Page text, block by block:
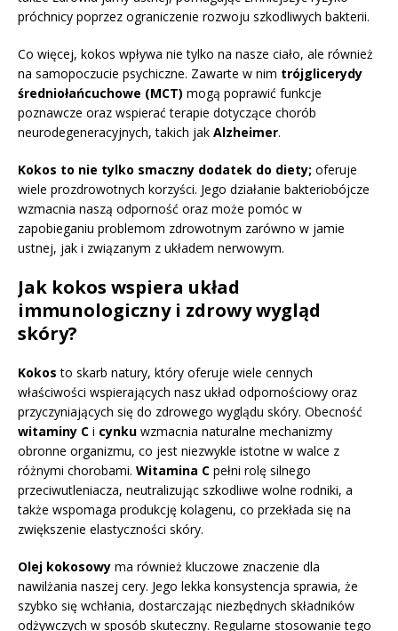
próchnicy poprzez ograniczenie rozwoju szkodliwych bakterii.
Co więcej, kokos wpływa nie tylko na nasze ciało, ale również
na samopoczucie psychiczne. Zawarte w nim trójglicerydy
średniołańcuchowe (MCT) mogą poprawić funkcje
poznawcze oraz wspierać terapie dotyczące chorób
neurodegeneracyjnych, takich jak Alzheimer.
Kokos to nie tylko smaczny dodatek do diety; oferuje
wiele prozdrowotnych korzyści. Jego działanie bakteriobójcze
wzmacnia naszą odporność oraz może pomóc w
zapobieganiu problemom zdrowotnym zarówno w jamie
ustnej, jak i związanym z układem nerwowym.
Jak kokos wspiera układ
immunologiczny i zdrowy wygląd
skóry?
Kokos to skarb natury, który oferuje wiele cennych
właściwości wspierających nasz układ odpornościowy oraz
przyczyniających się do zdrowego wyglądu skóry. Obecność
witaminy C i cynku wzmacnia naturalne mechanizmy
obronne organizmu, co jest niezwykle istotne w walce z
różnymi chorobami. Witamina C pełni rolę silnego
przeciwutleniacza, neutralizując szkodliwe wolne rodniki, a
także wspomaga produkcję kolagenu, co przekłada się na
zwiększenie elastyczności skóry.
Olej kokosowy ma również kluczowe znaczenie dla
nawilżania naszej cery. Jego lekka konsystencja sprawia, że
szybko się wchłania, dostarczając niezbędnych składników
odżywczych w sposób skuteczny. Regularne stosowanie tego